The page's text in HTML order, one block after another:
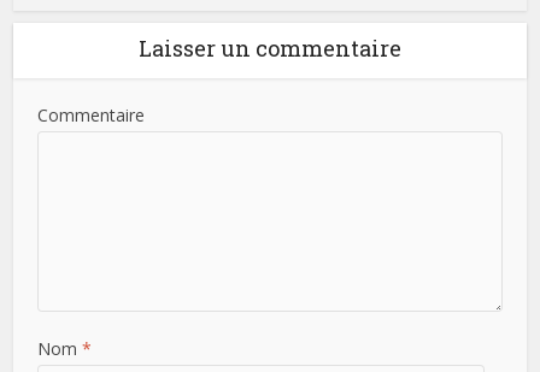
Laisser un commentaire
Commentaire
Nom *